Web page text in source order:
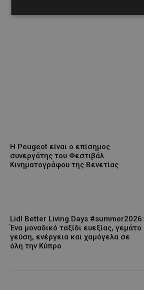
Η Peugeot είναι ο επίσημος
συνεργάτης του Φεστιβάλ
Κινηματογράφου της Βενετίας
Lidl Better Living Days #summer2026:
Ένα μοναδικό ταξίδι ευεξίας, γεμάτο
γεύση, ενέργεια και χαμόγελα σε
όλη την Κύπρο